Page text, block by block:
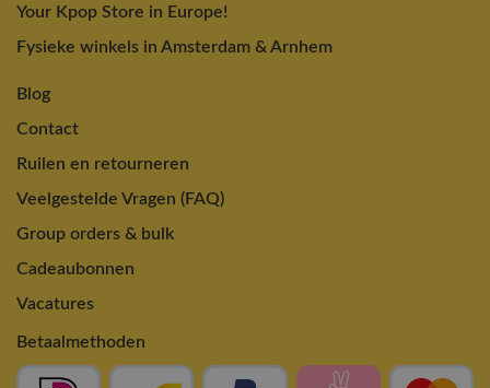
Your Kpop Store in Europe!
Fysieke winkels in Amsterdam & Arnhem
Blog
Contact
Ruilen en retourneren
Veelgestelde Vragen (FAQ)
Group orders & bulk
Cadeaubonnen
Vacatures
Betaalmethoden